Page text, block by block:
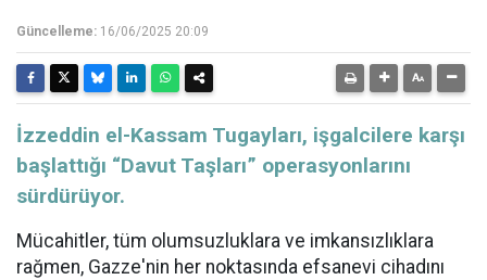
Güncelleme: 16/06/2025 20:09
İzzeddin el-Kassam Tugayları, işgalcilere karşı
başlattığı “Davut Taşları” operasyonlarını
sürdürüyor.
Mücahitler, tüm olumsuzluklara ve imkansızlıklara
rağmen, Gazze'nin her noktasında efsanevi cihadını